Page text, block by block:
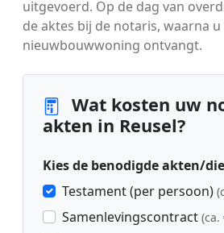
uitgevoerd. Op de dag van
de aktes bij de notaris, waarna
nieuwbouwwoning ontvangt.
Wat kosten uw
akten in Reusel?
Kies de benodigde akten/
Testament (per persoon)
Samenlevingscontract (ca.